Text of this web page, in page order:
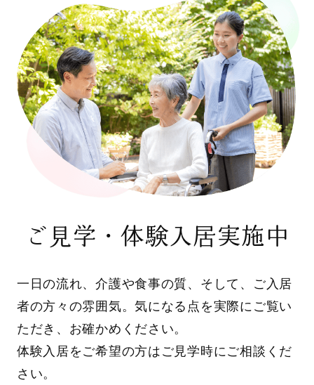
ご見学・体験入居実施中
一日の流れ、介護や食事の質、そして、ご入居
者の方々の雰囲気。気になる点を実際にご覧い
ただき、お確かめください。
体験入居をご希望の方はご見学時にご相談くだ
さい。